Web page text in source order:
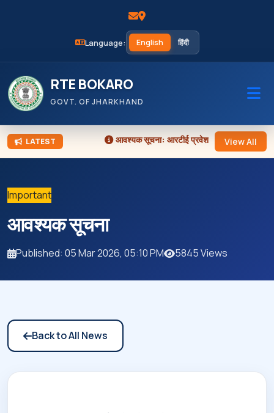
Language: English हिंदी
RTE BOKARO
GOVT. OF JHARKHAND
LATEST आवश्यक सूचना:आरटीई प्रवेश हेतु आवेदन आमंत्रण
View All
Important
आवश्यक सूचना
Published: 05 Mar 2026, 05:10 PM 5845 Views
Back to All News